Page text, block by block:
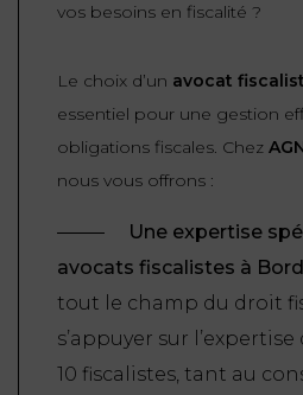
vos besoins en fiscalité ?
Le choix d’un avocat
essentiel pour une gestion
obligations fiscales. Chez
nous vous offrons :
Une expertise
avocats fiscalistes à
tout le champ du droit
s’appuyer sur
10 fiscalistes, tant au